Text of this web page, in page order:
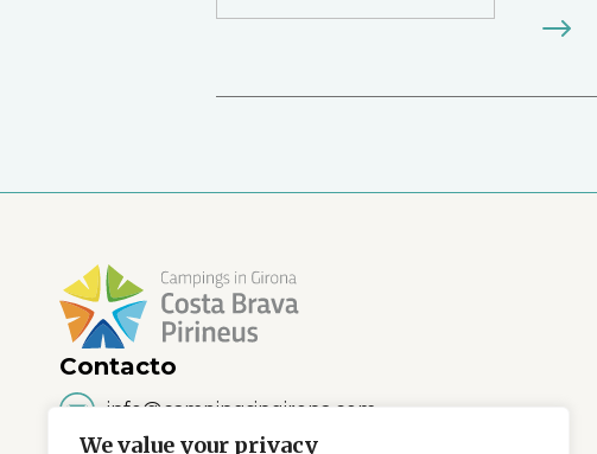
We value your privacy
Contacto
info@campingsingirona.com